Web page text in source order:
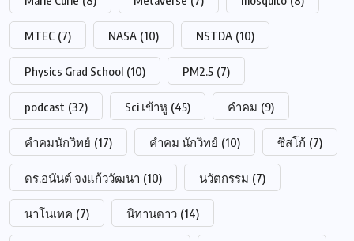
MTEC (7) NASA (10) NSTDA (10)
Physics Grad School (10) PM2.5 (7)
podcast (32) Sci เข้าหู (45) คำคม (9)
คำคมนักวิทย์ (17) คำคม นักวิทย์ (10) ซิสโก้ (7)
ดร.อนันต์ จงแก้ววัฒนา (10) นวัตกรรม (7)
นาโนเทค (7) นิทานดาว (14)